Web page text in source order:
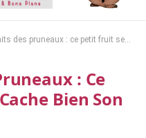
pruneaux : ce petit fruit sec qui cache bien son jeu
: Ce
Bien Son